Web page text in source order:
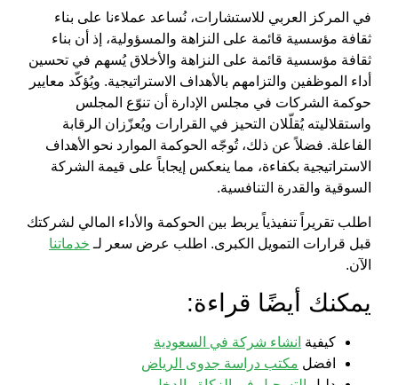
في المركز العربي للاستشارات، نُساعد عملاءنا على بناء
ثقافة مؤسسية قائمة على النزاهة والمسؤولية، إذ أن بناء
ثقافة مؤسسية قائمة على النزاهة والأخلاقيُسهم في تحسين
أداء الموظفين والتزامهم بالأهداف الاستراتيجية. ويُؤكّد معايير
حوكمة الشركات في مجلس الإدارة أن تنوّع المجلس
واستقلاليته يُقلّلان التحيز في القرارات ويُعزّزان الرقابة
الفاعلة. فضلاً عن ذلك، تُوجّه الحوكمة الموارد نحو الأهداف
الاستراتيجية بكفاءة، مما ينعكس إيجاباً على قيمة الشركة
السوقية والقدرة التنافسية.
اطلب تقريراً تنفيذياً يربط بين الحوكمة والأداء المالي لشركتك
قبل قرارات التمويل الكبرى. اطلب عرض سعر لـ خدماتنا
الآن.
يمكنك أيضًا قراءة:
كيفية انشاء شركة في السعودية
افضل مكتب دراسة جدوى الرياض